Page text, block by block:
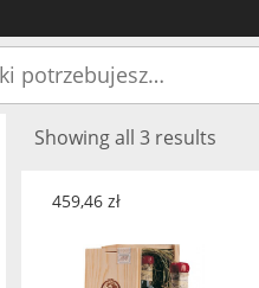
Showing all 3 results
459,46 zł